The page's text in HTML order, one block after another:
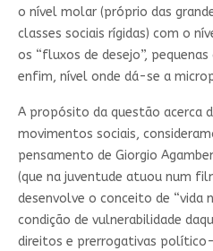
o nível molar (próprio das
classes sociais rígidas) com o
os “fluxos de desejo”,
enfim, nível onde dá-se a
A propósito da questão acerca
movimentos sociais,
pensamento de Giorgio
(que na juventude atuou num
desenvolve o conceito de “vida
condição de vulnerabilidade
direitos e prerrogativas político-